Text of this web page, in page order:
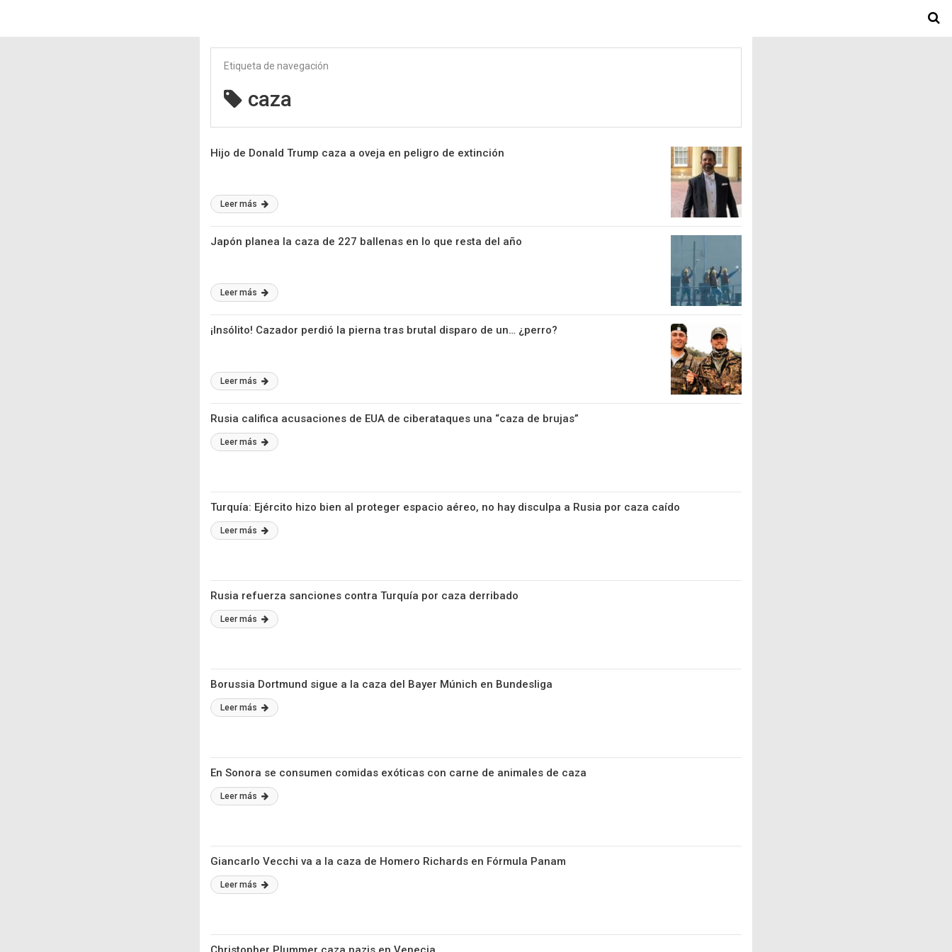
Etiqueta de navegación
caza
Hijo de Donald Trump caza a oveja en peligro de extinción
Leer más
Japón planea la caza de 227 ballenas en lo que resta del año
Leer más
¡Insólito! Cazador perdió la pierna tras brutal disparo de un… ¿perro?
Leer más
Rusia califica acusaciones de EUA de ciberataques una “caza de brujas”
Leer más
Turquía: Ejército hizo bien al proteger espacio aéreo, no hay disculpa a Rusia por caza caído
Leer más
Rusia refuerza sanciones contra Turquía por caza derribado
Leer más
Borussia Dortmund sigue a la caza del Bayer Múnich en Bundesliga
Leer más
En Sonora se consumen comidas exóticas con carne de animales de caza
Leer más
Giancarlo Vecchi va a la caza de Homero Richards en Fórmula Panam
Leer más